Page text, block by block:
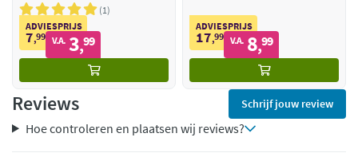
1
ADVIESPRIJS
7,99 V.A. 3,99
ADVIESPRIJS
17,99 V.A. 8,99
Reviews Schrijf jouw review
Hoe controleren en plaatsen wij reviews?